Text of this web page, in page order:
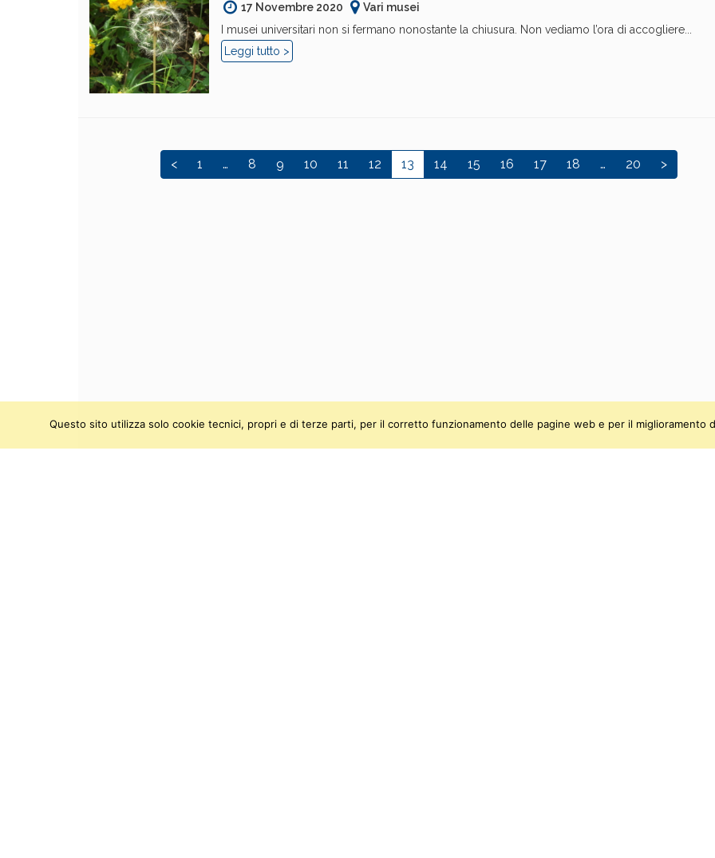
17 Novembre 2020
Vari musei
I musei universitari non si fermano nonostante la chiusura. Non vediamo l’ora di accogliere...
Leggi tutto >
< 1 … 8 9 10 11 12 13 14 15 16 17 18 … 20 >
Questo sito utilizza solo cookie tecnici, propri e di terze parti, per il corretto funzionamento delle pagine web e per il miglioramento